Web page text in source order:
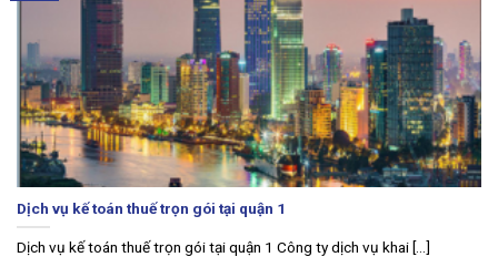
Dịch vụ kế toán thuế trọn gói tại quận 1
Dịch vụ kế toán thuế trọn gói tại quận 1 Công ty dịch vụ khai [...]